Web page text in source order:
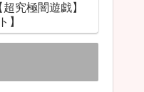
究極闇遊戯】
】